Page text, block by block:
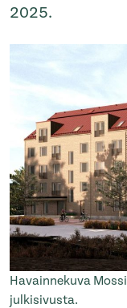
2025.
Havainnekuva
julkisivusta.